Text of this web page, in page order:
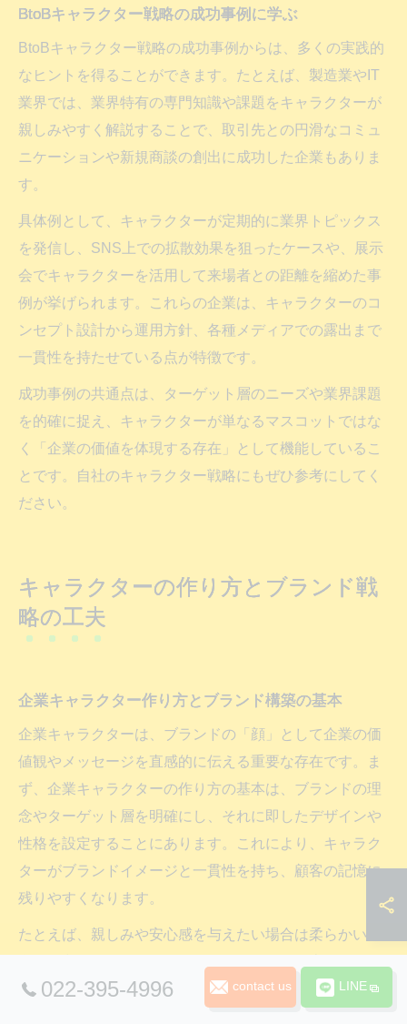
BtoBキャラクター戦略の成功事例に学ぶ
BtoBキャラクター戦略の成功事例からは、多くの実践的
なヒントを得ることができます。たとえば、製造業やIT
業界では、業界特有の専門知識や課題をキャラクターが
親しみやすく解説することで、取引先との円滑なコミュ
ニケーションや新規商談の創出に成功した企業もありま
す。
具体例として、キャラクターが定期的に業界トピックス
を発信し、SNS上での拡散効果を狙ったケースや、展示
会でキャラクターを活用して来場者との距離を縮めた事
例が挙げられます。これらの企業は、キャラクターのコ
ンセプト設計から運用方針、各種メディアでの露出まで
一貫性を持たせている点が特徴です。
成功事例の共通点は、ターゲット層のニーズや業界課題
を的確に捉え、キャラクターが単なるマスコットではな
く「企業の価値を体現する存在」として機能しているこ
とです。自社のキャラクター戦略にもぜひ参考にしてく
ださい。
キャラクターの作り方とブランド戦
略の工夫
企業キャラクター作り方とブランド構築の基本
企業キャラクターは、ブランドの「顔」として企業の価
値観やメッセージを直感的に伝える重要な存在です。ま
ず、企業キャラクターの作り方の基本は、ブランドの理
念やターゲット層を明確にし、それに即したデザインや
性格を設定することにあります。これにより、キャラク
ターがブランドイメージと一貫性を持ち、顧客の記憶に
残りやすくなります。
たとえば、親しみや安心感を与えたい場合は柔らかい色
調したいときはシンプルで知的な要素を取り入れると効
022-395-4996 contact us LINE